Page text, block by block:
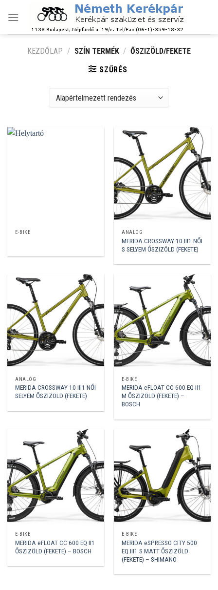
KEZDŐLAP / SZÍN TERMÉK / ŐSZIZÖLD/FEKETE
SZŰRÉS
E-BIKE ANALÓG
MERIDA CROSSWAY 10 III1 NŐI
S SELYEM ŐSZIZÖLD (FEKETE)
ANALÓG
MERIDA CROSSWAY 10 III1 NŐI
SELYEM ŐSZIZÖLD (FEKETE)
E-BIKE
MERIDA eFLOAT CC 600 EQ II1
M ŐSZIZÖLD (FEKETE) –
BOSCH
E-BIKE
MERIDA eFLOAT CC 600 EQ II1
ŐSZIZÖLD (FEKETE) – BOSCH
E-BIKE
MERIDA eSPRESSO CITY 500
EQ III1 S MATT ŐSZIZÖLD
(FEKETE) – SHIMANO